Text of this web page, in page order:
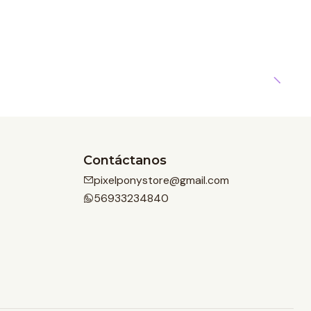
Contáctanos
pixelponystore@gmail.com
56933234840